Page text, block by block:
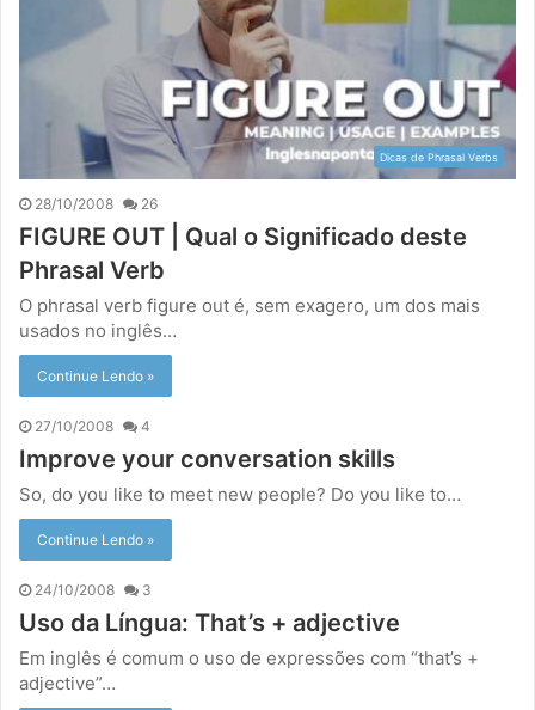
Dicas de Phrasal Verbs
28/10/2008 26
FIGURE OUT | Qual o Significado deste
Phrasal Verb
O phrasal verb figure out é, sem exagero, um dos mais
usados no inglês…
Continue Lendo »
27/10/2008 4
Improve your conversation skills
So, do you like to meet new people? Do you like to…
Continue Lendo »
24/10/2008 3
Uso da Língua: That’s + adjective
Em inglês é comum o uso de expressões com “that’s +
adjective”…